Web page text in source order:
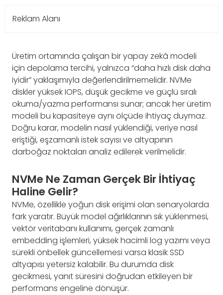
Reklam Alanı
Üretim ortamında çalışan bir yapay zekâ modeli
için depolama tercihi, yalnızca “daha hızlı disk daha
iyidir” yaklaşımıyla değerlendirilmemelidir. NVMe
diskler yüksek IOPS, düşük gecikme ve güçlü sıralı
okuma/yazma performansı sunar; ancak her üretim
modeli bu kapasiteye aynı ölçüde ihtiyaç duymaz.
Doğru karar, modelin nasıl yüklendiği, veriye nasıl
eriştiği, eşzamanlı istek sayısı ve altyapının
darboğaz noktaları analiz edilerek verilmelidir.
NVMe Ne Zaman Gerçek Bir İhtiyaç
Haline Gelir?
NVMe, özellikle yoğun disk erişimi olan senaryolarda
fark yaratır. Büyük model ağırlıklarının sık yüklenmesi,
vektör veritabanı kullanımı, gerçek zamanlı
embedding işlemleri, yüksek hacimli log yazımı veya
sürekli önbellek güncellemesi varsa klasik SSD
altyapısı yetersiz kalabilir. Bu durumda disk
gecikmesi, yanıt süresini doğrudan etkileyen bir
performans engeline dönüşür.